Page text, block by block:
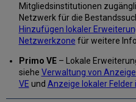
Mitgliedsinstitutionen
Netzwerk für die
Hinzufügen lokaler
Netzwerkzone für weitere
Primo VE– Lokale
siehe Verwaltung von
VE und Anzeige lokaler Felder